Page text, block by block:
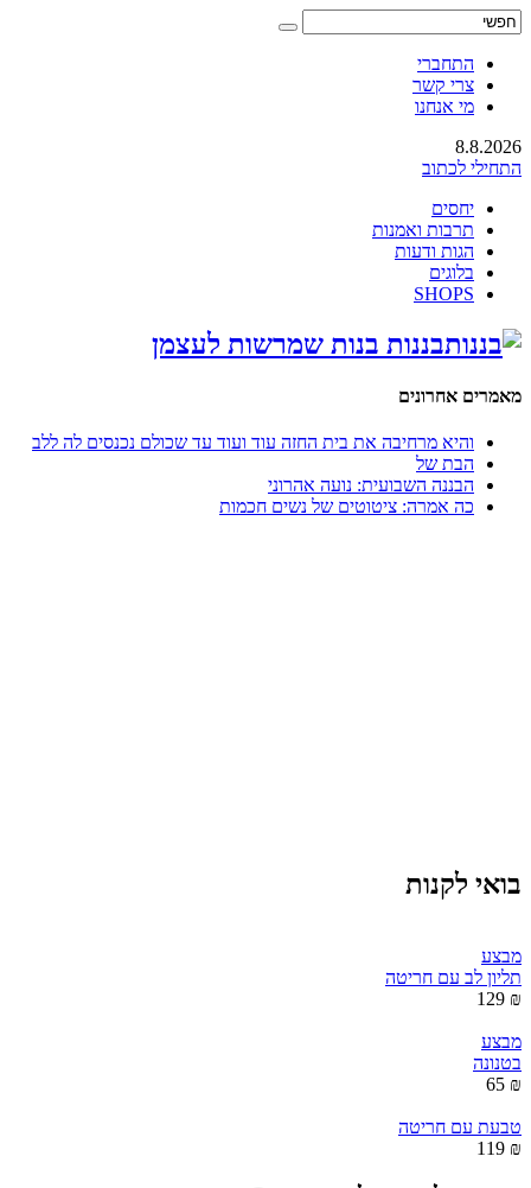
התחברי
צרי קשר
מי אנחנו
8.8.2026
התחילי לכתוב
יחסים
תרבות ואמנות
הגות ודעות
בלוגים
SHOPS
בננות בנות שמרשות לעצמן
מאמרים אחרונים
והיא מרחיבה את בית החזה עוד ועוד עד שכולם נכנסים לה ללב
הבת של
הבננה השבועית: נועה אהרוני
כה אמרה: ציטוטים של נשים חכמות
בואי לקנות
מבצע
תליון לב עם חריטה
₪ 129
מבצע
בטנונה
₪ 65
טבעת עם חריטה
₪ 119